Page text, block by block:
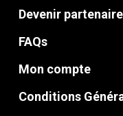
Devenir
FAQs
Mon compte
Conditions